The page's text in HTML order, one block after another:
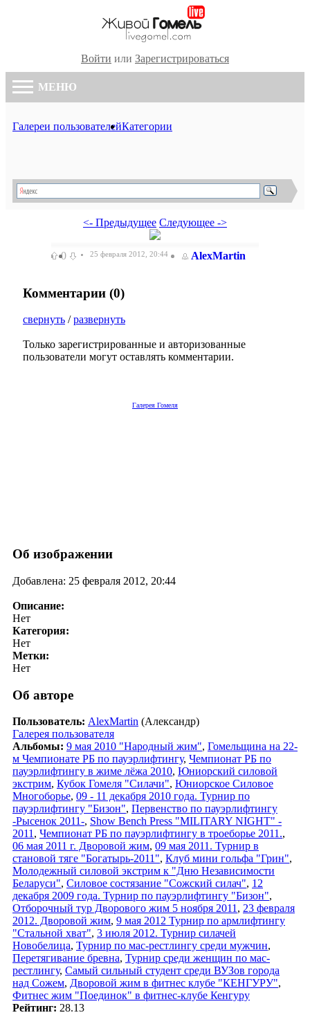
Войти или Зарегистрироваться
МЕНЮ
Галереи пользователейКатегории
<- Предыдущее Следующее ->
0 25 февраля 2012, 20:44 AlexMartin
Комментарии (0)
свернуть /развернуть
Только зарегистрированные и авторизованные
пользователи могут оставлять комментарии.
Галерея Гомеля
Об изображении
Добавлена: 25 февраля 2012, 20:44
Описание:
Нет
Категория:
Нет
Метки:
Нет
Об авторе
Пользователь: AlexMartin (Александр)
Галерея пользователя
Альбомы: 9 мая 2010 "Народный жим", Гомельщина на 22-
м Чемпионате РБ по пауэрлифтингу, Чемпионат РБ по
пауэрлифтингу в жиме лёжа 2010, Юниорский силовой
экстрим, Кубок Гомеля "Силачи", Юниорское Силовое
Многоборье, 09 - 11 декабря 2010 года. Турнир по
пауэрлифтингу "Бизон", Первенство по пауэрлифтингу
-Рысенок 2011-, Show Bench Press "MILITARY NIGHT" -
2011 , Чемпионат РБ по пауэрлифтингу в троеборье 2011.,
06 мая 2011 г. Дворовой жим, 09 мая 2011. Турнир в
становой тяге "Богатырь-2011", Клуб мини гольфа "Грин",
Молодежный силовой экстрим к "Дню Независимости
Беларуси", Силовое состязание "Сожский силач", 12
декабря 2009 года. Турнир по пауэрлифтингу "Бизон",
Отборочный тур Дворового жим 5 ноября 2011 , 23 февраля
2012. Дворовой жим, 9 мая 2012 Турнир по армлифтингу
"Стальной хват", 3 июля 2012. Турнир силачей
Новобелица, Турнир по мас-рестлингу среди мужчин,
Перетягивание бревна, Турнир среди женщин по мас-
рестлингу, Самый сильный студент среди ВУЗов города
над Сожем, Дворовой жим в фитнес клубе "КЕНГУРУ",
Фитнес жим "Поединок" в фитнес-клубе Кенгуру
Рейтинг: 28.13